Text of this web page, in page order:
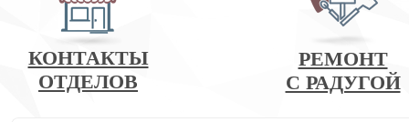
КОНТАКТЫ
ОТДЕЛОВ
РЕМОНТ
С РАДУГОЙ